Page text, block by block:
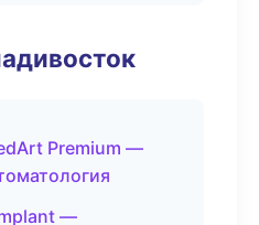
Premium —
—